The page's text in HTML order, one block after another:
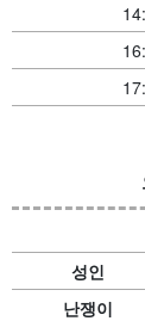
성인
난쟁이